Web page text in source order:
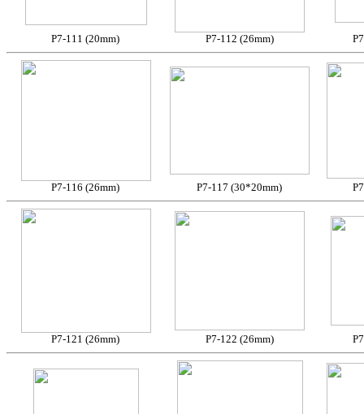
P7-111 (20mm) P7-112 (26mm)
P7-116 (26mm) P7-117 (30*20mm)
P7-121 (26mm) P7-122 (26mm)